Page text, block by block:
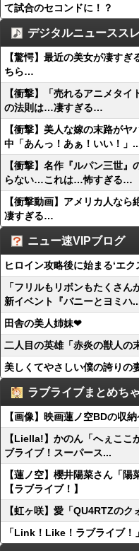
て試合のセコンドに！？
デジタルニュースス
【驚愕】最近の美女が凄す
ちら…
【衝撃】「売れるアニメタ
の法則は…凄すぎる…
【衝撃】美人な嫁の末路が
中「あんっ！あぁ！いい！」
【衝撃】名作『ルパン三世
らない…これは…怖すぎる…
【衝撃動画】アメリカ人な
凄すぎる…
ニュー速VIPブログ
ヒロイン攻略後に始まる‘エク
「フリルもリボンもたくさん
新イベント『バニーとヨミハ
田舎の美人姉妹❤
二人目の英雄「赤炎の獣人の
美しくてやさしい僕の誇り
ラブライブまとめち
【画像】映画蓮ノ空BDの収
【Liella!】かのん「へぇここ
ブライブ！スーパース...
【蓮ノ空】櫻井陽菜さん「
【ラブライブ！】
【虹ヶ咲】愛「QU4RTZのク
「Link！Like！ラブライブ！